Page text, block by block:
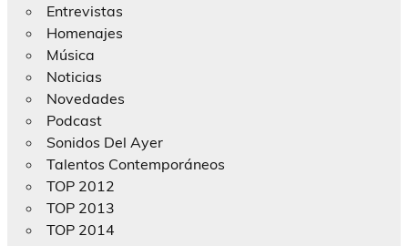
Entrevistas
Homenajes
Música
Noticias
Novedades
Podcast
Sonidos Del Ayer
Talentos Contemporáneos
TOP 2012
TOP 2013
TOP 2014